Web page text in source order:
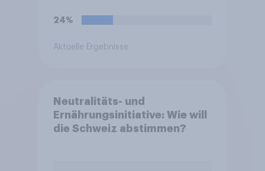
24%
Aktuelle Ergebnisse
Neutralitäts- und
Ernährungsinitiative: Wie will
die Schweiz abstimmen?